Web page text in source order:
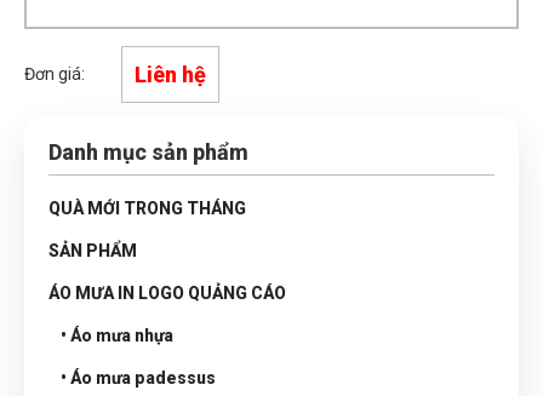
Đơn giá: Liên hệ
Danh mục sản phẩm
QUÀ MỚI TRONG THÁNG
SẢN PHẨM
ÁO MƯA IN LOGO QUẢNG CÁO
• Áo mưa nhựa
• Áo mưa padessus